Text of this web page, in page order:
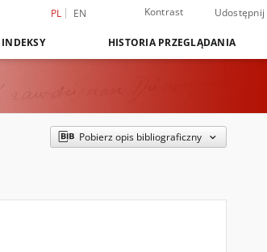
PL EN Kontrast Udostępnij
INDEKSY HISTORIA PRZEGLĄDANIA
Pobierz opis bibliograficzny